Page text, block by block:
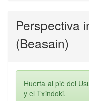
Perspectiva
(Beasain)
Huerta al pié del
y el Txindoki.